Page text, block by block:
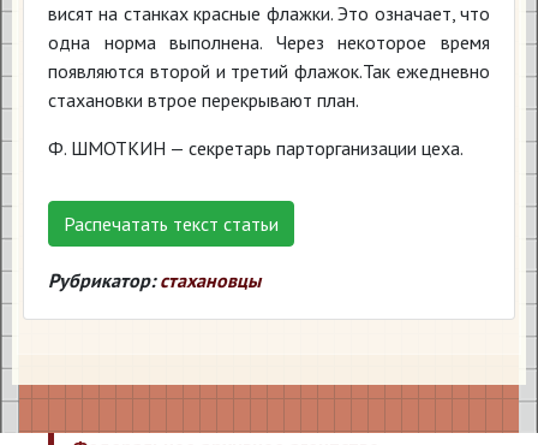
висят на станках красные флажки. Это означает, что
одна норма выполнена. Через некоторое время
появляются второй и третий флажок.Так ежедневно
стахановки втрое перекрывают план.
Ф. ШМОТКИН — секретарь парторганизации цеха.
Распечатать текст статьи
Рубрикатор: стахановцы